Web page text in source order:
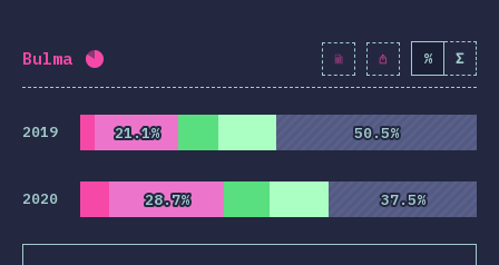
Bulma Процент заполнения: 9425 ) % Σ
2019 21.1%
21.1% 50.5%
50.5%
2020 28.7%
28.7% 37.5%
37.5%